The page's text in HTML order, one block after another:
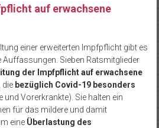
auf erwachsene
einer erweiterten Impfpflicht gibt es
Sieben Ratsmitglieder
der Impfpflicht auf erwachsene
die bezüglich Covid-19 besonders
und Vorerkrankte). Sie halten ein
für das mildere und damit
eine Überlastung des